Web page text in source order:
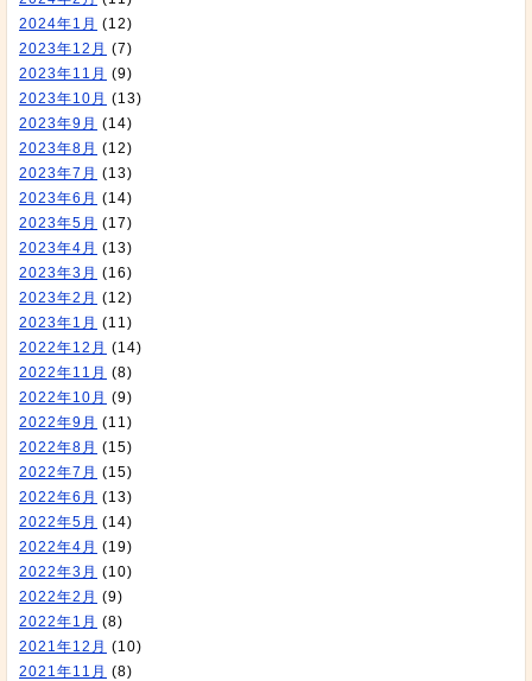
2024年1月 (12)
2023年12月 (7)
2023年11月 (9)
2023年10月 (13)
2023年9月 (14)
2023年8月 (12)
2023年7月 (13)
2023年6月 (14)
2023年5月 (17)
2023年4月 (13)
2023年3月 (16)
2023年2月 (12)
2023年1月 (11)
2022年12月 (14)
2022年11月 (8)
2022年10月 (9)
2022年9月 (11)
2022年8月 (15)
2022年7月 (15)
2022年6月 (13)
2022年5月 (14)
2022年4月 (19)
2022年3月 (10)
2022年2月 (9)
2022年1月 (8)
2021年12月 (10)
2021年11月 (8)